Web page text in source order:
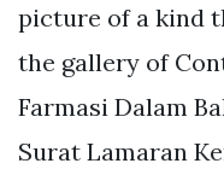
picture of a kind
the gallery of
Farmasi Dalam
Surat Lamaran